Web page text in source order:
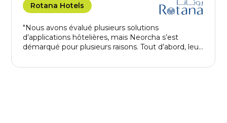
Rotana Hotels
"Nous avons évalué plusieurs solutions
d’applications hôtelières, mais Neorcha s’est
démarqué pour plusieurs raisons. Tout d’abord, leur
l’hôtellerie a été un facteur clé pour nous. Ensuite,